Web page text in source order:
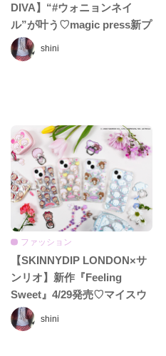
shini
DIVA】“#ウォニョンネイ
ル”が叶う♡magic press新プ
ロモーションムービー公開！
限定キーホルダー特典も
shini
ファッション
【SKINNYDIP LONDON×サ
ンリオ】新作『Feeling
Sweet』4/29発売♡マイスウ
ィートピアノやこぎみゅん初
登場！